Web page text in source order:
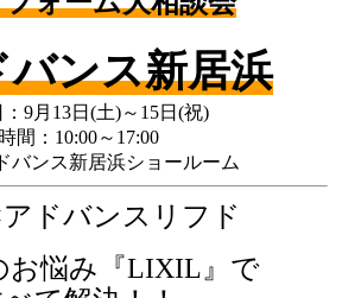
バンス新居浜
：9月13日(土)～15日(祝)
時間：10:00～17:00
バンス新居浜ショールーム
ドバンスリフド
お悩み『LIXIL』で